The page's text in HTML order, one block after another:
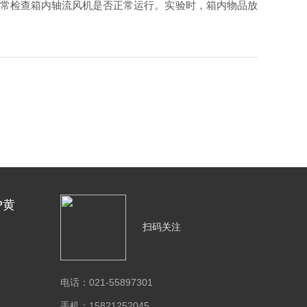
检查箱内轴流风机是否正常运行。实验时，箱内物品放
黄
扫码关注
电话：021-55897301